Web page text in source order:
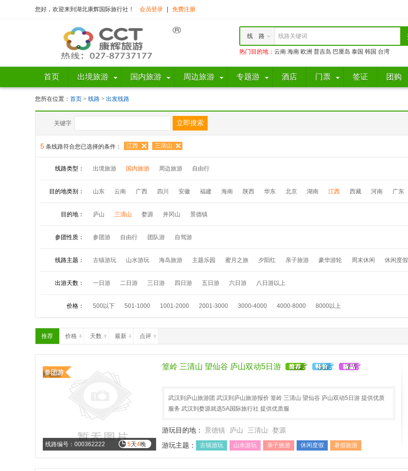
您好，欢迎来到湖北康辉国际旅行社！ 会员登录 免费注册
线路关键词
线 路
热门目的地 ： 云南 海南 欧洲 普吉岛 巴厘岛 泰国 韩国 台湾
首页 出境旅游 国内旅游 周边旅游 专题游 酒店 门票 签证 团购
您所在位置： 首页 > 线路 > 出发线路
关键字
5 条线路符合您已选择的条件： 江西 三清山
线路类型： 出境旅游 国内旅游 周边旅游 自由行
目的地类别： 山东 云南 广西 四川 安徽 福建 海南 陕西 华东 北京 湖南 江西 西藏 河南 广东
目的地： 庐山 三清山 婺源 井冈山 景德镇
参团性质： 参团游 自由行 团队游 自驾游
线路主题： 古镇游玩 山水游玩 海岛旅游 主题乐园 蜜月之旅 夕阳红 亲子旅游 豪华游轮 周末休闲 休闲度假
夏令营活动 祈福朝拜 中秋小假 国庆长假 温泉养生 春节旅游
出游天数： 一日游 二日游 三日游 四日游 五日游 六日游 八日游以上
价格： 500以下 501-1000 1001-2000 2001-3000 3000-4000 4000-8000 8000以上
推荐 价格 天数 最新 点评
5天4晚
线路编号：000362222
篁岭 三清山 望仙谷 庐山双动5日游
武汉到庐山旅游团 武汉到庐山旅游报价 篁岭 三清山 望仙谷 庐山双动5日游 提供优质
服务 武汉到婺源就选5A国际旅行社 提供优质服
游玩目的地： 景德镇 庐山 三清山
婺源
游玩主题：
古镇游玩 山水游玩 亲子旅游 休闲度假
暑假旅游